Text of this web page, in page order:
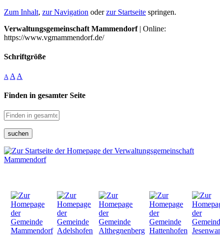
Zum Inhalt, zur Navigation oderzur Startseite springen.
Verwaltungsgemeinschaft Mammendorf| Online:
https://www.vgmammendorf.de/
Schriftgröße
A A A
Finden in gesamter Seite
suchen